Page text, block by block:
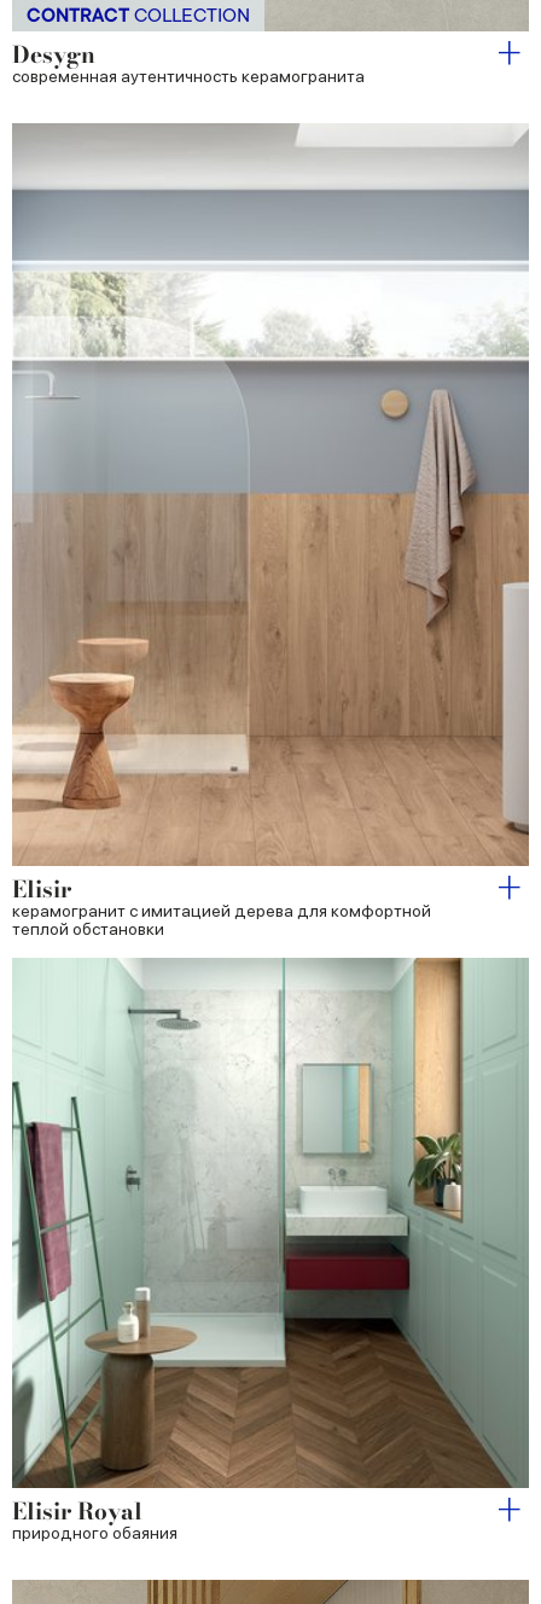
CONTRACT COLLECTION
Desygn
современная аутентичность керамогранита
Elisir
керамогранит с имитацией дерева для комфортной
теплой обстановки
Elisir Royal
природного обаяния